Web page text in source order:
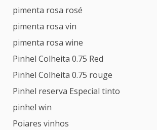
pimenta rosa rosé
pimenta rosa vin
pimenta rosa wine
Pinhel Colheita 0.75 Red
Pinhel Colheita 0.75 rouge
Pinhel reserva Especial tinto
pinhel win
Poiares vinhos